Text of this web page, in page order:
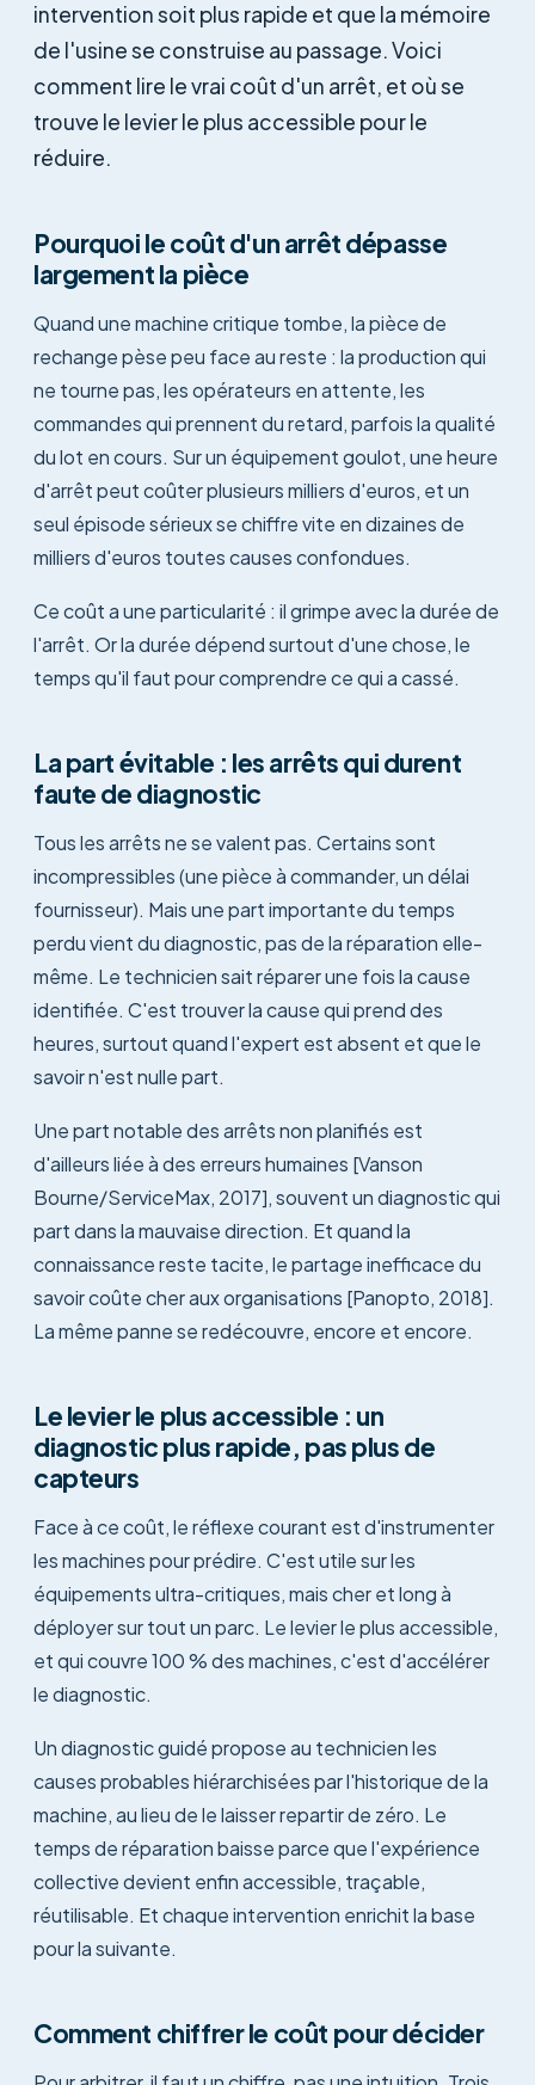
intervention soit plus rapide et que la mémoire
de l'usine se construise au passage. Voici
comment lire le vrai coût d'un arrêt, et où se
trouve le levier le plus accessible pour le
réduire.
Pourquoi le coût d'un arrêt dépasse
largement la pièce
Quand une machine critique tombe, la pièce de
rechange pèse peu face au reste : la production qui
ne tourne pas, les opérateurs en attente, les
commandes qui prennent du retard, parfois la qualité
du lot en cours. Sur un équipement goulot, une heure
d'arrêt peut coûter plusieurs milliers d'euros, et un
seul épisode sérieux se chiffre vite en dizaines de
milliers d'euros toutes causes confondues.
Ce coût a une particularité : il grimpe avec la durée de
l'arrêt. Or la durée dépend surtout d'une chose, le
temps qu'il faut pour comprendre ce qui a cassé.
La part évitable : les arrêts qui durent
faute de diagnostic
Tous les arrêts ne se valent pas. Certains sont
incompressibles (une pièce à commander, un délai
fournisseur). Mais une part importante du temps
perdu vient du diagnostic, pas de la réparation elle-
même. Le technicien sait réparer une fois la cause
identifiée. C'est trouver la cause qui prend des
heures, surtout quand l'expert est absent et que le
savoir n'est nulle part.
Une part notable des arrêts non planifiés est
d'ailleurs liée à des erreurs humaines [Vanson
Bourne/ServiceMax, 2017], souvent un diagnostic qui
part dans la mauvaise direction. Et quand la
connaissance reste tacite, le partage inefficace du
savoir coûte cher aux organisations [Panopto, 2018].
La même panne se redécouvre, encore et encore.
Le levier le plus accessible : un
diagnostic plus rapide, pas plus de
capteurs
Face à ce coût, le réflexe courant est d'instrumenter
les machines pour prédire. C'est utile sur les
équipements ultra-critiques, mais cher et long à
déployer sur tout un parc. Le levier le plus accessible,
et qui couvre 100 % des machines, c'est d'accélérer
le diagnostic.
Un diagnostic guidé propose au technicien les
causes probables hiérarchisées par l'historique de la
machine, au lieu de le laisser repartir de zéro. Le
temps de réparation baisse parce que l'expérience
collective devient enfin accessible, traçable,
réutilisable. Et chaque intervention enrichit la base
pour la suivante.
Comment chiffrer le coût pour décider